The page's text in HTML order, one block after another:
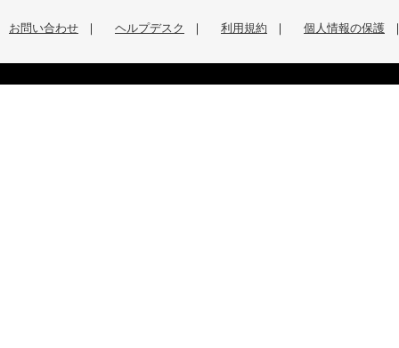
お問い合わせ ｜ ヘルプデスク ｜ 利用規約 ｜ 個人情報の保護